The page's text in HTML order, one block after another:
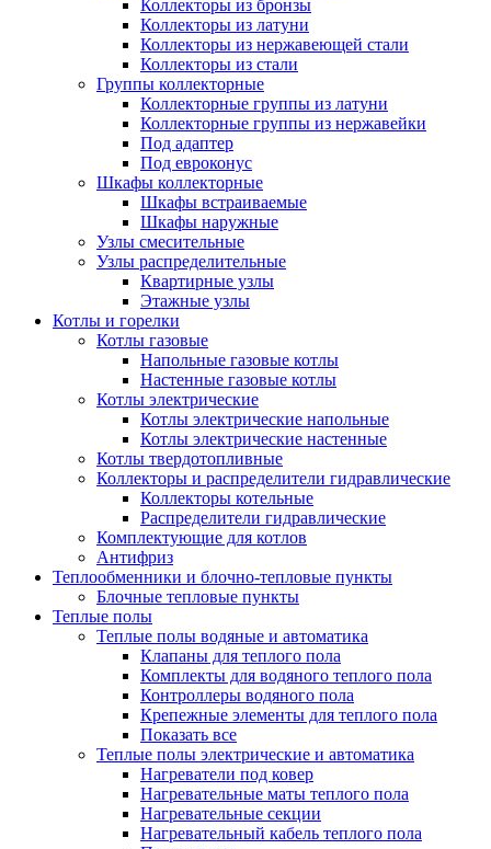
Коллекторы из бронзы
Коллекторы из латуни
Коллекторы из нержавеющей стали
Коллекторы из стали
Группы коллекторные
Коллекторные группы из латуни
Коллекторные группы из нержавейки
Под адаптер
Под евроконус
Шкафы коллекторные
Шкафы встраиваемые
Шкафы наружные
Узлы смесительные
Узлы распределительные
Квартирные узлы
Этажные узлы
Котлы и горелки
Котлы газовые
Напольные газовые котлы
Настенные газовые котлы
Котлы электрические
Котлы электрические напольные
Котлы электрические настенные
Котлы твердотопливные
Коллекторы и распределители гидравлические
Коллекторы котельные
Распределители гидравлические
Комплектующие для котлов
Антифриз
Теплообменники и блочно-тепловые пункты
Блочные тепловые пункты
Теплые полы
Теплые полы водяные и автоматика
Клапаны для теплого пола
Комплекты для водяного теплого пола
Контроллеры водяного пола
Крепежные элементы для теплого пола
Показать все
Теплые полы электрические и автоматика
Нагреватели под ковер
Нагревательные маты теплого пола
Нагревательные секции
Нагревательный кабель теплого пола